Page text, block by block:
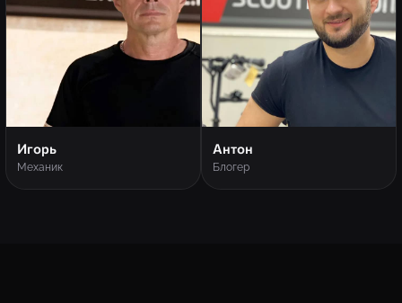
Игорь
Механик
Антон
Блогер